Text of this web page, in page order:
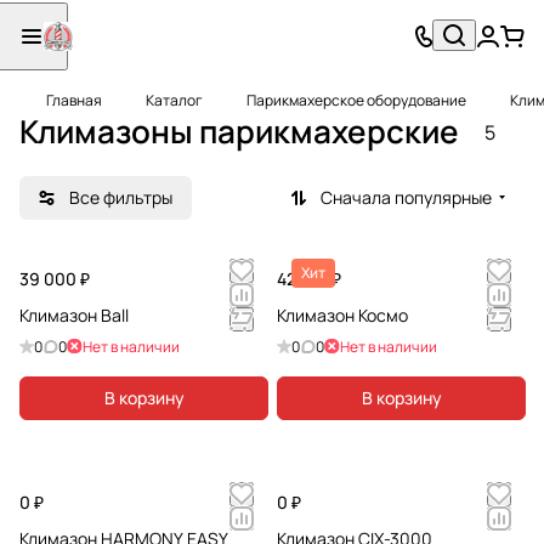
Главная Каталог Парикмахерское оборудование
Климазоны парикмахерские 5
Все фильтры Сначала популярные
39 000 ₽
Климазон Ball
0 0 Нет в наличии
В корзину
Хит
42 140 ₽
Климазон Космо
0 0 Нет в наличии
В корзину
0 ₽
Климазон HARMONY EASY
0 ₽
Климазон CIX-3000